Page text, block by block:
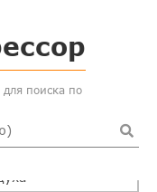
поиска по